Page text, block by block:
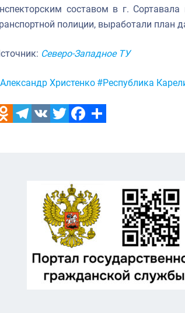
составом в г.
полиции, выработали план
Северо-Западное ТУ
Христенко #Республика